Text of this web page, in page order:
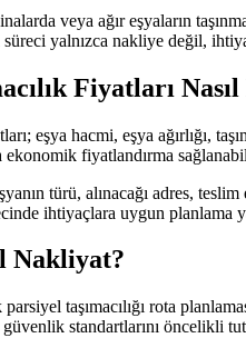
veya ağır eşyaların
süreci yalnızca nakliye değil,
Fiyatları
eşya hacmi, eşya ağırlığı,
ekonomik fiyatlandırma
türü, alınacağı adres,
ihtiyaçlara uygun
Nakliyat?
taşımacılığı rota
standartlarını öncelikli